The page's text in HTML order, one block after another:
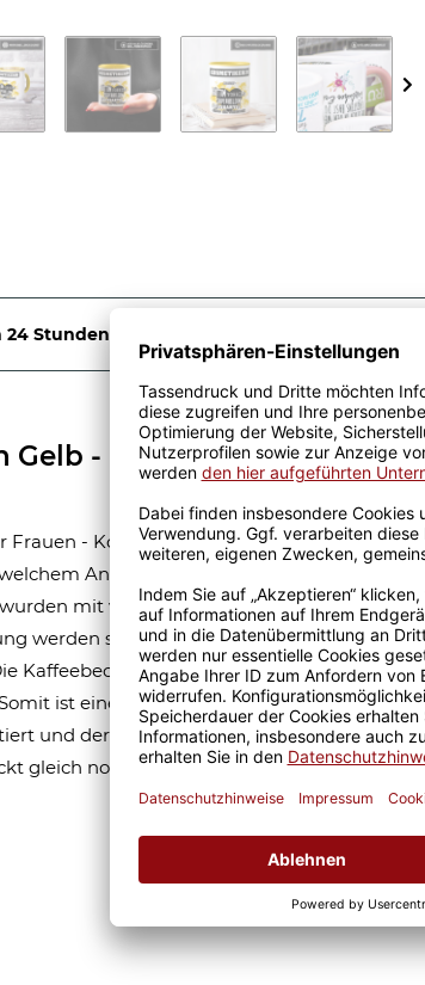
24 Stunden
Gelb - Bedeutung einer
Frauen - Kosmetikerin - ist eine tolle
Anlass. Unsere gelben Berufe-Tassen
mit viel Liebe von unserem Grafik-
werden sie Handmade in unserer eigenen
Kaffeebecher sind spülmaschinen- und
ist eine lange Freude an unseren
und der Kaffee am Morgen, oder
gleich nochmal so gut.